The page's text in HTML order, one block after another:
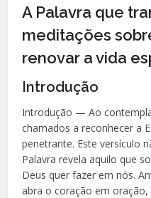
A Palavra que
meditações
renovar a vida
Introdução
Introdução — Ao
chamados a reconhecer a
penetrante. Este versículo
Palavra revela aquilo que
Deus quer fazer em nós.
abra o coração em